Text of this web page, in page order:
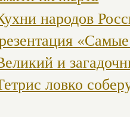
народов
и
ловко